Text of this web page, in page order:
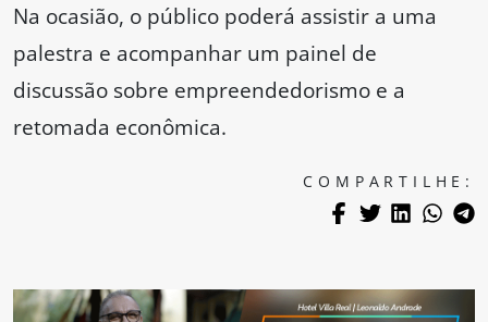
Na ocasião, o público poderá assistir a uma
palestra e acompanhar um painel de
discussão sobre empreendedorismo e a
retomada econômica.
COMPARTILHE: